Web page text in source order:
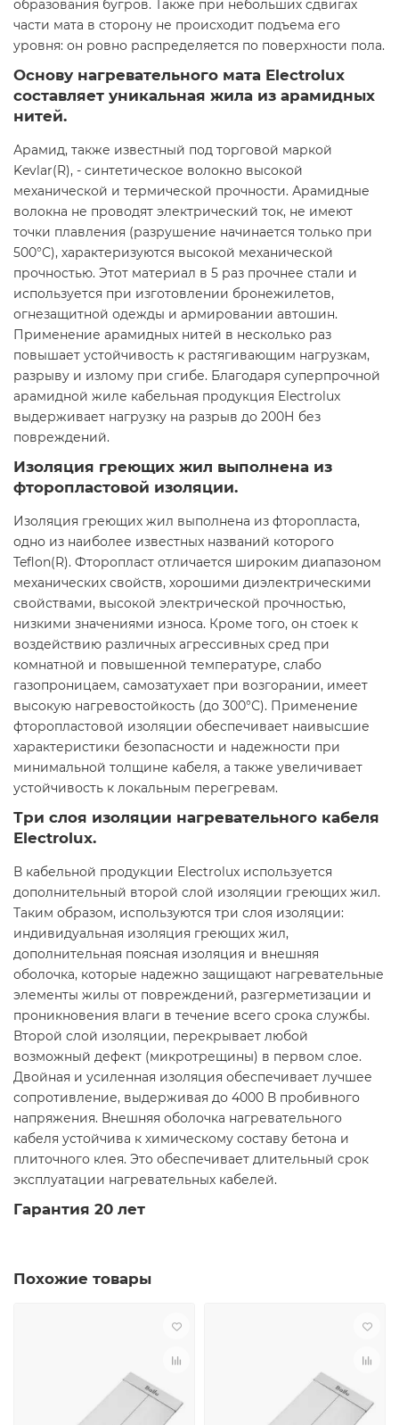
образования бугров. Также при небольших сдвигах
части мата в сторону не происходит подъема его
уровня: он ровно распределяется по поверхности пола.
Основу нагревательного мата Electrolux
составляет уникальная жила из арамидных
нитей.
Арамид, также известный под торговой маркой
Kevlar(R), - синтетическое волокно высокой
механической и термической прочности. Арамидные
волокна не проводят электрический ток, не имеют
точки плавления (разрушение начинается только при
500°С), характеризуются высокой механической
прочностью. Этот материал в 5 раз прочнее стали и
используется при изготовлении бронежилетов,
огнезащитной одежды и армировании автошин.
Применение арамидных нитей в несколько раз
повышает устойчивость к растягивающим нагрузкам,
разрыву и излому при сгибе. Благодаря суперпрочной
арамидной жиле кабельная продукция Electrolux
выдерживает нагрузку на разрыв до 200Н без
повреждений.
Изоляция греющих жил выполнена из
фторопластовой изоляции.
Изоляция греющих жил выполнена из фторопласта,
одно из наиболее известных названий которого
Teflon(R). Фторопласт отличается широким диапазоном
механических свойств, хорошими диэлектрическими
свойствами, высокой электрической прочностью,
низкими значениями износа. Кроме того, он стоек к
воздействию различных агрессивных сред при
комнатной и повышенной температуре, слабо
газопроницаем, самозатухает при возгорании, имеет
высокую нагревостойкость (до 300°С). Применение
фторопластовой изоляции обеспечивает наивысшие
характеристики безопасности и надежности при
минимальной толщине кабеля, а также увеличивает
устойчивость к локальным перегревам.
Три слоя изоляции нагревательного кабеля
Electrolux.
В кабельной продукции Electrolux используется
дополнительный второй слой изоляции греющих жил.
Таким образом, используются три слоя изоляции:
индивидуальная изоляция греющих жил,
дополнительная поясная изоляция и внешняя
оболочка, которые надежно защищают нагревательные
элементы жилы от повреждений, разгерметизации и
проникновения влаги в течение всего срока службы.
Второй слой изоляции, перекрывает любой
возможный дефект (микротрещины) в первом слое.
Двойная и усиленная изоляция обеспечивает лучшее
сопротивление, выдерживая до 4000 В пробивного
напряжения. Внешняя оболочка нагревательного
кабеля устойчива к химическому составу бетона и
плиточного клея. Это обеспечивает длительный срок
эксплуатации нагревательных кабелей.
Гарантия 20 лет
Похожие товары